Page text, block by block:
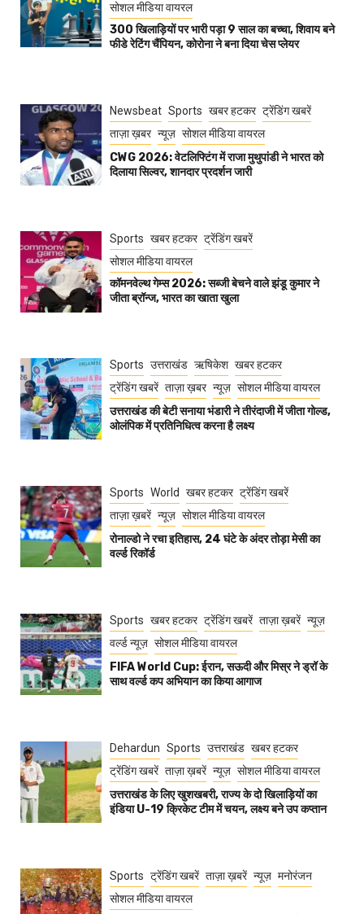
सोशल मीडिया वायरल
300 खिलाड़ियों पर भारी पड़ा 9 साल का बच्चा, शिवाय बने
फीडे रेटिंग चैंपियन, कोरोना ने बना दिया चेस प्लेयर
Newsbeat Sports खबर हटकर ट्रेंडिंग खबरें
ताज़ा ख़बर न्यूज़ सोशल मीडिया वायरल
CWG 2026: वेटलिफ्टिंग में राजा मुथुपांडी ने भारत को
दिलाया सिल्वर, शानदार प्रदर्शन जारी
Sports खबर हटकर ट्रेंडिंग खबरें
सोशल मीडिया वायरल
कॉमनवेल्थ गेम्स 2026: सब्जी बेचने वाले झंडू कुमार ने
जीता ब्रॉन्ज, भारत का खाता खुला
Sports उत्तराखंड ऋषिकेश खबर हटकर
ट्रेंडिंग खबरें ताज़ा ख़बर न्यूज़ सोशल मीडिया वायरल
उत्तराखंड की बेटी सनाया भंडारी ने तीरंदाजी में जीता गोल्ड,
ओलंपिक में प्रतिनिधित्व करना है लक्ष्य
Sports World खबर हटकर ट्रेंडिंग खबरें
ताज़ा ख़बरें न्यूज़ सोशल मीडिया वायरल
रोनाल्डो ने रचा इतिहास, 24 घंटे के अंदर तोड़ा मेसी का
वर्ल्ड रिकॉर्ड
Sports खबर हटकर ट्रेंडिंग खबरें ताज़ा ख़बरें न्यूज़
वर्ल्ड न्यूज़ सोशल मीडिया वायरल
FIFA World Cup: ईरान, सऊदी और मिस्र ने ड्रॉ के
साथ वर्ल्ड कप अभियान का किया आगाज
Dehardun Sports उत्तराखंड खबर हटकर
ट्रेंडिंग खबरें ताज़ा ख़बरें न्यूज़ सोशल मीडिया वायरल
उत्तराखंड के लिए खुशखबरी, राज्य के दो खिलाड़ियों का
इंडिया U-19 क्रिकेट टीम में चयन, लक्ष्य बने उप कप्तान
Sports ट्रेंडिंग खबरें ताज़ा ख़बरें न्यूज़ मनोरंजन
सोशल मीडिया वायरल